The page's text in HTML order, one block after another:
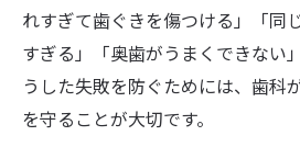
れすぎて歯ぐきを傷つける」「同
すぎる」「奥歯がうまくできない
うした失敗を防ぐためには、歯科
を守ることが大切です。